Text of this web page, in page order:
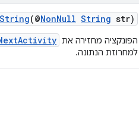
(@NonNull String str)
הפונקציה מחזירה את
למחרוזת הנתונה.